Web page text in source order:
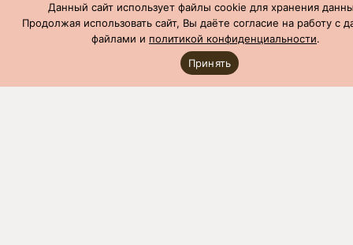
Данный сайт использует файлы cookie для хранения
Продолжая использовать сайт, Вы даёте согласие на работу с
файлами и политикой конфиденциальности.
Принять